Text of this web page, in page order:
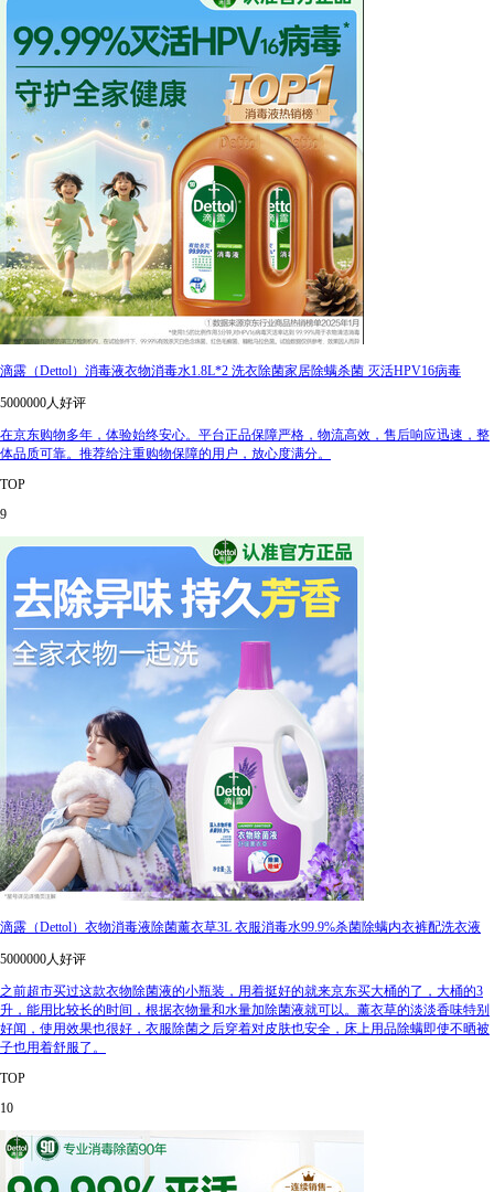
滴露（Dettol）消毒液衣物消毒水1.8L*2 洗衣除菌家居除螨杀菌 灭活HPV16病毒
5000000人好评
在京东购物多年，体验始终安心。平台正品保障严格，物流高效，售后响应迅速，整
体品质可靠。推荐给注重购物保障的用户，放心度满分。
TOP
9
滴露（Dettol）衣物消毒液除菌薰衣草3L 衣服消毒水99.9%杀菌除螨内衣裤配洗衣液
5000000人好评
之前超市买过这款衣物除菌液的小瓶装，用着挺好的就来京东买大桶的了，大桶的3
升，能用比较长的时间，根据衣物量和水量加除菌液就可以。薰衣草的淡淡香味特别
好闻，使用效果也很好，衣服除菌之后穿着对皮肤也安全，床上用品除螨即使不晒被
子也用着舒服了。
TOP
10